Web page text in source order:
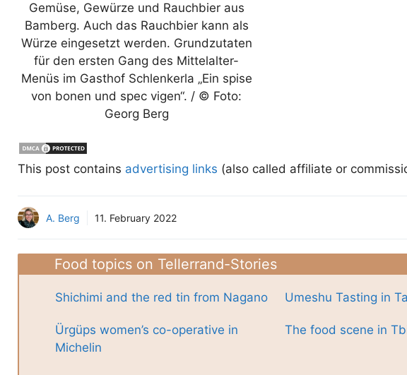
Gemüse, Gewürze und Rauchbier aus
Bamberg. Auch das Rauchbier kann als
Würze eingesetzt werden. Grundzutaten
für den ersten Gang des Mittelalter-
Menüs im Gasthof Schlenkerla „Ein spise
von bonen und spec vigen“. / © Foto:
Georg Berg
This post contains advertising links (also called affiliate or
A. Berg 11. February 2022
Food topics on Tellerrand-Stories
Shichimi and the red tin from Nagano Umeshu Tasting in
Ürgüps women’s co-operative in
Michelin
The food scene in